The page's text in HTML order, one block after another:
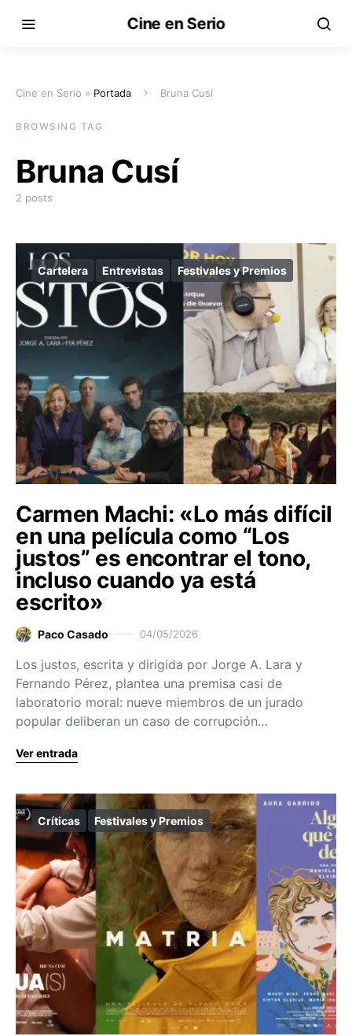
Cine en Serio
Cine en Serio » Portada Bruna Cusí
BROWSING TAG
Bruna Cusí
2 posts
Cartelera Entrevistas Festivales y Premios
Carmen Machi: «Lo más difícil
en una película como “Los
justos” es encontrar el tono,
incluso cuando ya está
escrito»
Paco Casado 04/05/2026
Los justos, escrita y dirigida por Jorge A. Lara y
Fernando Pérez, plantea una premisa casi de
laboratorio moral: nueve miembros de un jurado
popular deliberan un caso de corrupción…
Ver entrada
Críticas Festivales y Premios